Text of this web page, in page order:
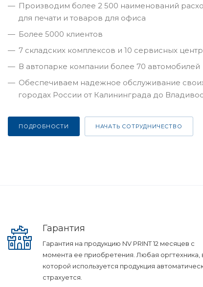
Производим более 2 500 наименований
для печати и товаров для офиса
Более 5000 клиентов
7 складских комплексов и 10 сервисных
В автопарке компании более 70 автомобилей
Обеспечиваем надежное обслуживание
городах России от Калининграда до
ПОДРОБНОСТИ НАЧАТЬ СОТРУДНИЧЕСТВО
Гарантия
Гарантия на продукцию NV PRINT 12 месяцев с
момента ее приобретения. Любая оргтехника,
которой используется продукция
страхуется.